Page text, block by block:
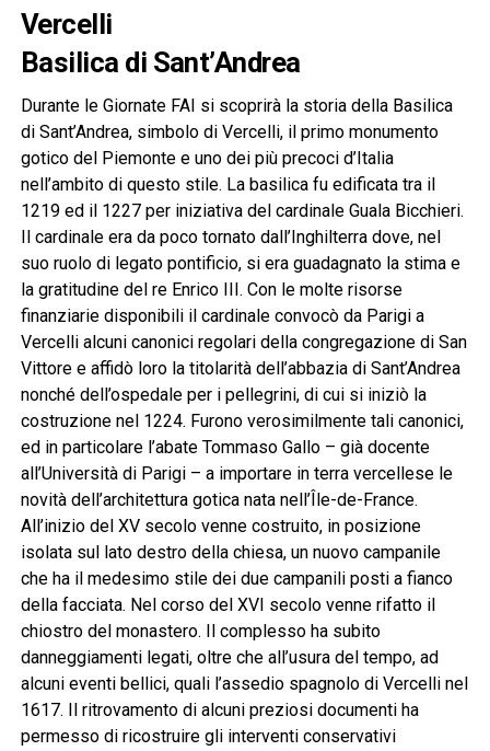
Vercelli
Basilica di Sant’Andrea
Durante le Giornate FAI si scoprirà la storia della Basilica
di Sant’Andrea, simbolo di Vercelli, il primo monumento
gotico del Piemonte e uno dei più precoci d’Italia
nell’ambito di questo stile. La basilica fu edificata tra il
1219 ed il 1227 per iniziativa del cardinale Guala Bicchieri.
Il cardinale era da poco tornato dall’Inghilterra dove, nel
suo ruolo di legato pontificio, si era guadagnato la stima e
la gratitudine del re Enrico III. Con le molte risorse
finanziarie disponibili il cardinale convocò da Parigi a
Vercelli alcuni canonici regolari della congregazione di San
Vittore e affidò loro la titolarità dell’abbazia di Sant’Andrea
nonché dell’ospedale per i pellegrini, di cui si iniziò la
costruzione nel 1224. Furono verosimilmente tali canonici,
ed in particolare l’abate Tommaso Gallo – già docente
all’Università di Parigi – a importare in terra vercellese le
novità dell’architettura gotica nata nell’Île-de-France.
All’inizio del XV secolo venne costruito, in posizione
isolata sul lato destro della chiesa, un nuovo campanile
che ha il medesimo stile dei due campanili posti a fianco
della facciata. Nel corso del XVI secolo venne rifatto il
chiostro del monastero. Il complesso ha subito
danneggiamenti legati, oltre che all’usura del tempo, ad
alcuni eventi bellici, quali l’assedio spagnolo di Vercelli nel
1617. Il ritrovamento di alcuni preziosi documenti ha
permesso di ricostruire gli interventi conservativi